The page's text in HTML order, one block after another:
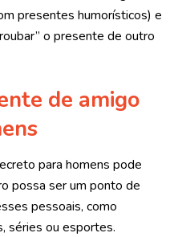
presentes humorísticos) e
o presente de outro
de amigo
para homens pode
possa ser um ponto de
pessoais, como
séries ou esportes.